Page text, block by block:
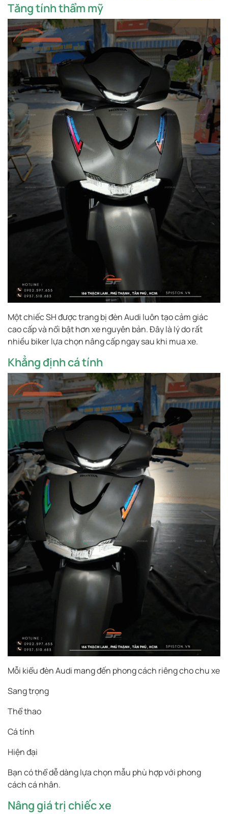
Tăng tính thẩm mỹ
Một chiếc SH được trang bị đèn Audi luôn tạo cảm giác
cao cấp và nổi bật hơn xe nguyên bản. Đây là lý do rất
nhiều biker lựa chọn nâng cấp ngay sau khi mua xe.
Khẳng định cá tính
Mỗi kiểu đèn Audi mang đến phong cách riêng cho chu xe
Sang trọng
Thể thao
Cá tính
Hiện đại
Bạn có thể dễ dàng lựa chọn mẫu phù hợp với phong
cách cá nhân.
Nâng giá trị chiếc xe